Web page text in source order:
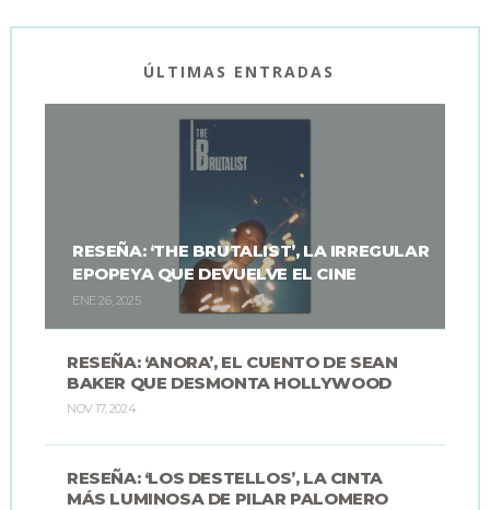
ÚLTIMAS ENTRADAS
RESEÑA: ‘THE BRUTALIST’, LA IRREGULAR
EPOPEYA QUE DEVUELVE EL CINE
ENE 26, 2025
RESEÑA: ‘ANORA’, EL CUENTO DE SEAN
BAKER QUE DESMONTA HOLLYWOOD
NOV 17, 2024
RESEÑA: ‘LOS DESTELLOS’, LA CINTA
MÁS LUMINOSA DE PILAR PALOMERO